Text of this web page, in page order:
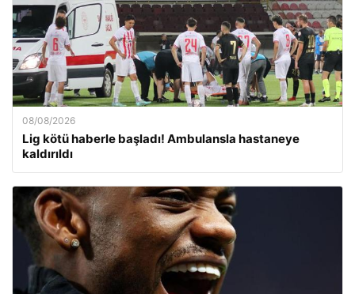
08/08/2026
Lig kötü haberle başladı! Ambulansla hastaneye
kaldırıldı